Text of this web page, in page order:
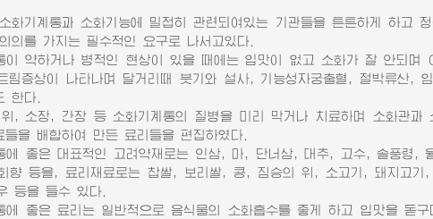
기계통과 소화기능에 밀접히 관련되여있는 기관들을 튼튼하게 하고
의를 가지는 필수적인 요구로 나서고있다.
약하거나 병적인 현상이 있을 때에는 입맛이 없고 소화가 잘 안되며
림증상이 나타나며 달거리때 붓기와 설사, 기능성자궁출혈, 절박류산,
한다.
소장, 간장 등 소화기계통의 질병을 미리 막거나 치료하며 소화관과
들을 배합하여 만든 료리들을 편집하였다.
좋은 대표적인 고려약재로는 인삼, 마, 단너삼, 대추, 고수, 솔풍령,
향 등을, 료리재료로는 찹쌀, 보리쌀, 콩, 짐승의 위, 소고기, 돼지고기
등을 들수 있다.
좋은 료리는 일반적으로 음식물의 소화흡수를 좋게 하고 입맛을 돋